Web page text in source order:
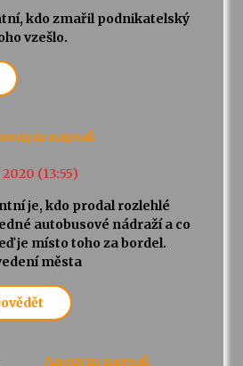
kdo zmařil podnikatelský
vzešlo.
napsal:
2020 (13:55)
je, kdo prodal rozlehlé
autobusové nádraží a co
je místo toho za bordel.
města
Anonym napsal: